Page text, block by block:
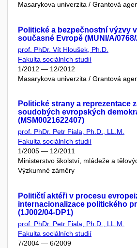
Masarykova univerzita / Grantová
Politické a bezpečnostní výzvy
současné Evropě (MUNI/A/0768/
prof. PhDr. Vít Hloušek, Ph.D.
Fakulta sociálních studií
1/2012 — 12/2012
Masarykova univerzita / Grantová
Politické strany a reprezentace
soudobých evropských
(MSM0021622407)
prof. PhDr. Petr Fiala, Ph.D., LL.M.
Fakulta sociálních studií
1/2005 — 12/2011
Ministerstvo školství, mládeže a
Výzkumné záměry
Političtí aktéři v procesu
internacionalizace politického
(1J002/04-DP1)
prof. PhDr. Petr Fiala, Ph.D., LL.M.
Fakulta sociálních studií
7/2004 — 6/2009